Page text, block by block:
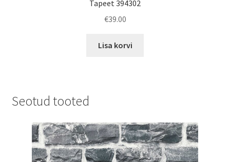
Tapeet 394302
€39.00
Lisa korvi
Seotud tooted